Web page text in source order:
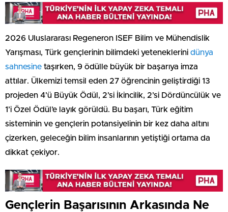
2026 Uluslararası Regeneron ISEF Bilim ve Mühendislik
Yarışması, Türk gençlerinin bilimdeki yeteneklerini dünya
sahnesine taşırken, 9 ödülle büyük bir başarıya imza
attılar. Ülkemizi temsil eden 27 öğrencinin geliştirdiği 13
projeden 4’ü Büyük Ödül, 2’si İkincilik, 2’si Dördüncülük ve
1’i Özel Ödül’e layık görüldü. Bu başarı, Türk eğitim
sisteminin ve gençlerin potansiyelinin bir kez daha altını
çizerken, geleceğin bilim insanlarının yetiştiği ortama da
dikkat çekiyor.
Gençlerin Başarısının Arkasında Ne